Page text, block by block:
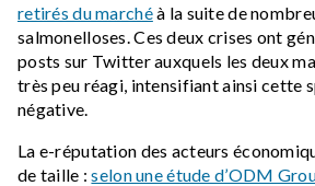
retirés du marchéà la suite de
salmonelloses. Ces deux crises ont
posts sur Twitter auxquels les deux
très peu réagi, intensifiant ainsi cette
négative.
La e-réputation des acteurs
de taille :selon une étude d’ODM